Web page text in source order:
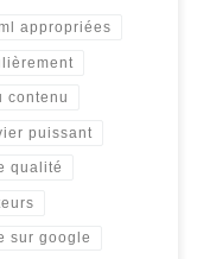
appropriées
contenu
puissant
qualité
sur google